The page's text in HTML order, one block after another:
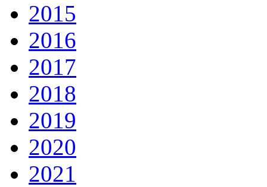
2015
2016
2017
2018
2019
2020
2021